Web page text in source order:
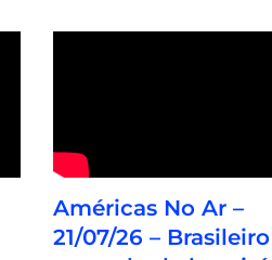
Américas No Ar –
21/07/26 – Brasileiro